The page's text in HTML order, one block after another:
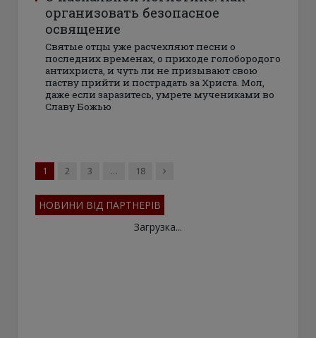
организовать безопасное
освящение
Святые отцы уже расчехляют песни о
последних временах, о приходе голобородого
антихриста, и чуть ли не призывают свою
паству прийти и пострадать за Христа. Мол,
даже если заразитесь, умрете мучениками во
Славу Божью
1 2 3 … 18 Next
НОВИНИ ВІД ПАРТНЕРІВ
Загрузка...